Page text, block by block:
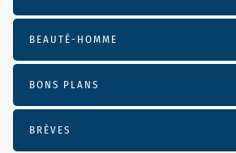
BEAUTÉ-HOMME
BONS PLANS
BRÈVES